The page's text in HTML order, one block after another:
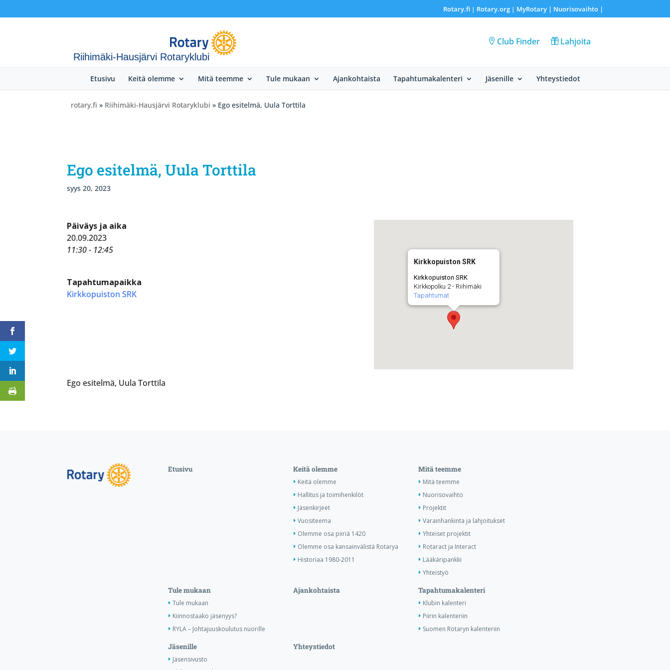
Rotary.fi| Rotary.org| MyRotary | Nuorisovaihto|
Riihimäki-Hausjärvi Rotaryklubi
Club Finder Lahjoita
Etusivu Keitä olemme Mitä teemme Tule mukaan Ajankohtaista Tapahtumakalenteri Jäsenille Yhteystiedot
rotary.fi » Riihimäki-Hausjärvi Rotaryklubi » Ego esitelmä, Uula Torttila
Ego esitelmä, Uula Torttila
syys 20, 2023
Kirkkopuiston SRK
Kirkkopuiston SRK
Kirkkopolku 2 - Riihimäki
Tapahtumat
Päiväys ja aika
20.09.2023
11:30 - 12:45
Tapahtumapaikka
Kirkkopuiston SRK
Ego esitelmä, Uula Torttila
Etusivu Keitä olemme
Keitä olemme
Hallitus ja toimihenkilöt
Jäsenkirjeet
Vuositeema
Olemme osa piiriä 1420
Olemme osa kansainvälistä Rotarya
Historiaa 1980-2011
Mitä teemme
Mitä teemme
Nuorisovaihto
Projektit
Varainhankinta ja lahjoitukset
Yhteiset projektit
Rotaract ja Interact
Lääkäripankki
Yhteistyö
Tule mukaan
Tule mukaan
Kiinnostaako jäsenyys?
RYLA – Johtajuuskoulutus nuorille
Ajankohtaista Tapahtumakalenteri
Klubin kalenteri
Piirin kalenteriin
Suomen Rotaryn kalenteriin
Jäsenille
Jäsensivusto
Yhteystiedot